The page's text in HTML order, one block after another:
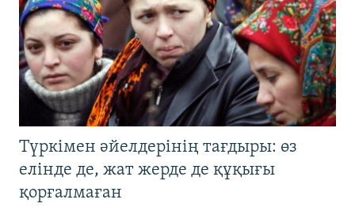
Түркімен әйелдерінің тағдыры: өз
елінде де, жат жерде де құқығы
қорғалмаған